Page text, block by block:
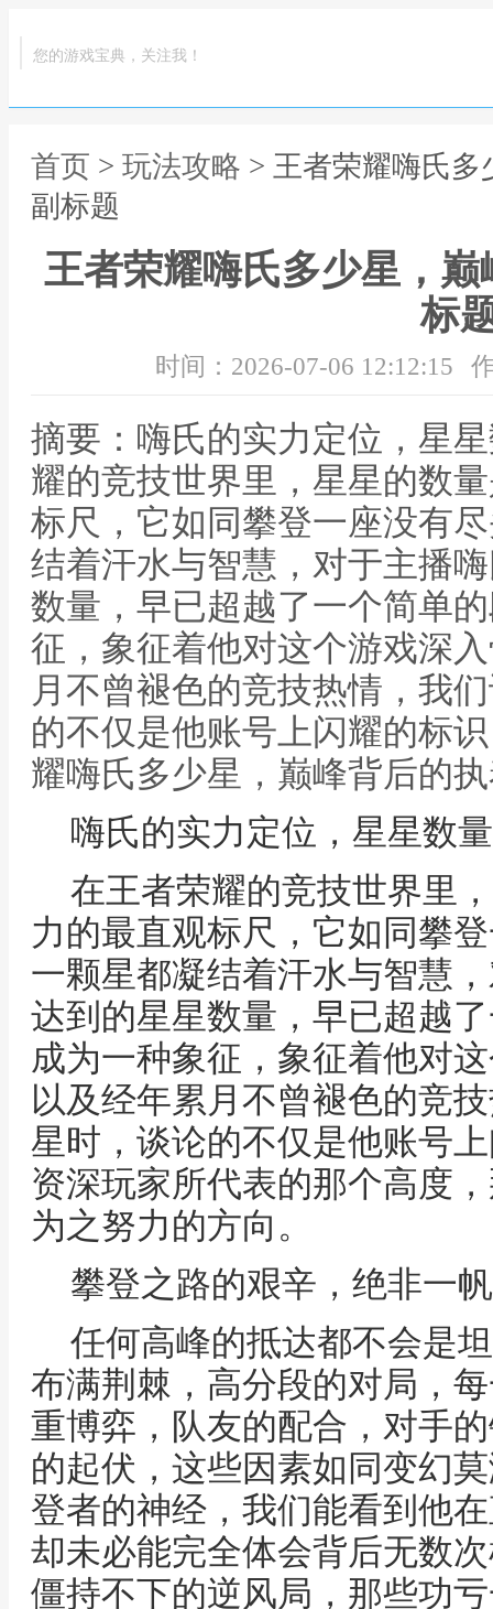
您的游戏宝典，关注我！
首页 > 玩法攻略 > 王者荣耀嗨氏
副标题
王者荣耀嗨氏多少星，
标
时间：2026-07-06 12:12:15
摘要：嗨氏的实力定位，星
耀的竞技世界里，星星的数
标尺，它如同攀登一座没有
结着汗水与智慧，对于主播
数量，早已超越了一个简单
征，象征着他对这个游戏深
月不曾褪色的竞技热情，我
的不仅是他账号上闪耀的标
耀嗨氏多少星，巅峰背后的
嗨氏的实力定位，星星数
在王者荣耀的竞技世界里
力的最直观标尺，它如同攀
一颗星都凝结着汗水与智慧
达到的星星数量，早已超越
成为一种象征，象征着他对
以及经年累月不曾褪色的竞
星时，谈论的不仅是他账号
资深玩家所代表的那个高度
为之努力的方向。
攀登之路的艰辛，绝非一
任何高峰的抵达都不会是
布满荆棘，高分段的对局，
重博弈，队友的配合，对手
的起伏，这些因素如同变幻
登者的神经，我们能看到他
却未必能完全体会背后无数
僵持不下的逆风局，那些功